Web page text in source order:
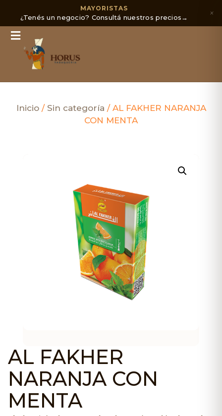
MAYORISTAS
¿Tenés un negocio? Consultá nuestros precios→ ×
Inicio/ Sin categoría / AL FAKHER NARANJA
CON MENTA
AL FAKHER
NARANJA CON
MENTA